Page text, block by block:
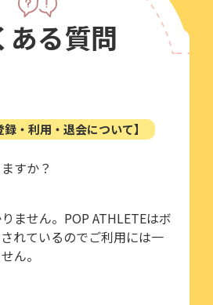
ある質問
録・利用・退会について】
すか？
ません。POP ATHLETEはボ
れているのでご利用には一
ん。